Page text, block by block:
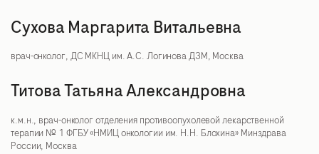
Сухова Маргарита Витальевна
врач-онколог, ДС МКНЦ им. А.С. Логинова ДЗМ, Москва
Титова Татьяна Александровна
к.м.н., врач-онколог отделения противоопухолевой лекарственной
терапии № 1 ФГБУ «НМИЦ онкологии им. Н.Н. Блохина» Минздрава
России, Москва